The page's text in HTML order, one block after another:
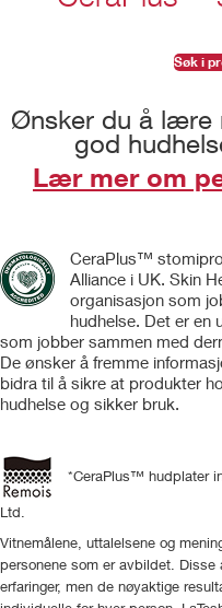
Søk i
Ønsker du å lære
god
Lær mer om
CeraPlus™
Alliance i UK. Skin
organisasjon som
hudhelse. Det er en
som jobber sammen med
De ønsker å fremme
bidra til å sikre at produkter
hudhelse og sikker bruk.
*CeraPlus™ hudplater
Ltd.
Vitnemålene, uttalelsene og
personene som er avbildet. Disse
erfaringer, men de nøyaktige